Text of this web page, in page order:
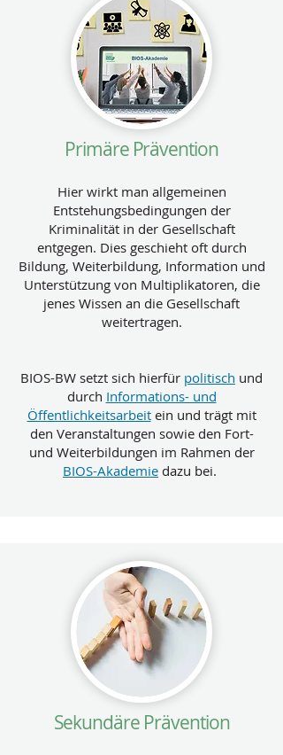
Primäre Prävention
Hier wirkt man allgemeinen
Entstehungsbedingungen der
Kriminalität in der Gesellschaft
entgegen. Dies geschieht oft durch
Bildung, Weiterbildung, Information und
Unterstützung von Multiplikatoren, die
jenes Wissen an die Gesellschaft
weitertragen.
BIOS-BW setzt sich hierfür politisch und
durch Informations- und
Öffentlichkeitsarbeitein und trägt mit
den Veranstaltungen sowie den Fort-
und Weiterbildungen im Rahmen der
BIOS-Akademie dazu bei.
Sekundäre Prävention